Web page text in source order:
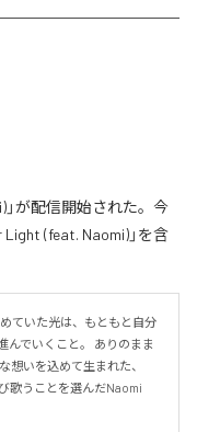
」が配信開始された。今
(feat. Naomi)」を含
ていた光は、もともと自分
んでいくこと。 ありのまま
想いを込めて生まれた、
歌うことを選んだNaomi